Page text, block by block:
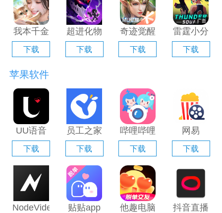
器」
我本千金
手游电脑
版「含模
拟器」
下载
超进化物
语2电脑
版「含模
下载
奇迹觉醒
电脑版
「含模拟
下载
雷霆小分
队电脑版
「含模拟
下载
苹果软件
UU语音
电脑版
「含模拟
下载
员工之家
电脑版
「含模拟
器」
下载
哔哩哔哩
直播姬电
脑版「含
模拟器」
下载
网易
Filmly电
脑版「含
模拟器」
下载
NodeVideo
贴贴app
他趣电脑
抖音直播